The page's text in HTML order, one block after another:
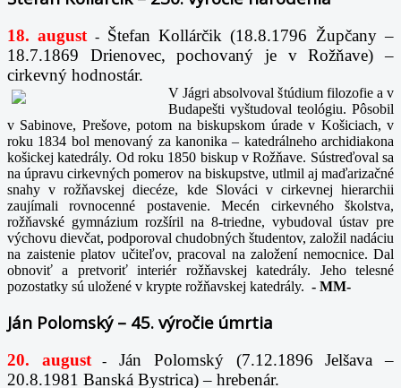
18. august -
Štefan Kollárčik (18.8.1796 Župčany –
18.7.1869 Drienovec, pochovaný je v Rožňave) –
cirkevný hodnostár.
V Jágri absolvoval štúdium filozofie a v
Budapešti vyštudoval teológiu. Pôsobil
v Sabinove, Prešove, potom na biskupskom úrade v Košiciach, v
roku 1834 bol menovaný za kanonika – katedrálneho archidiakona
košickej katedrály. Od roku 1850 biskup v Rožňave. Sústreďoval sa
na úpravu cirkevných pomerov na biskupstve, utlmil aj maďarizačné
snahy v rožňavskej diecéze, kde Slováci v cirkevnej hierarchii
zaujímali rovnocenné postavenie. Mecén cirkevného školstva,
rožňavské gymnázium rozšíril na 8-triedne, vybudoval ústav pre
výchovu dievčat, podporoval chudobných študentov, založil nadáciu
na zaistenie platov učiteľov, pracoval na založení nemocnice. Dal
obnoviť a pretvoriť interiér rožňavskej katedrály. Jeho telesné
pozostatky sú uložené v krypte rožňavskej katedrály. - MM-
Ján Polomský – 45. výročie úmrtia
20. august-
Ján Polomský (7.12.1896 Jelšava –
20.8.1981 Banská Bystrica) – hrebenár.